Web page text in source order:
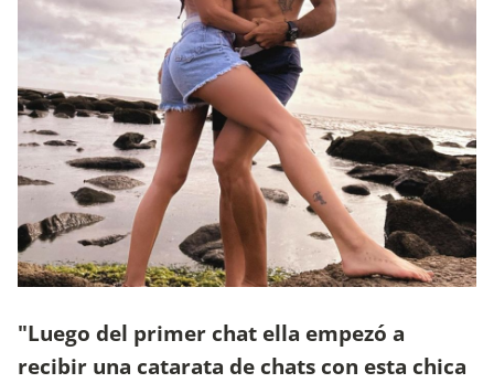
"Luego del primer chat ella empezó a
recibir una catarata de chats con esta chica